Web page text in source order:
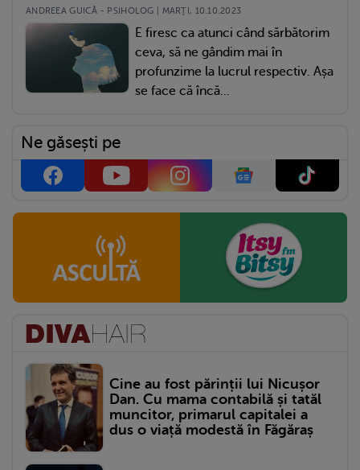
ANDREEA GUICĂ - PSIHOLOG | MARŢI, 10.10.2023
E firesc ca atunci când sărbătorim
ceva, să ne gândim mai în
profunzime la lucrul respectiv. Așa
se face că încă...
Ne găsești pe
Cine au fost părinții lui Nicușor
Dan. Cu mama contabilă și tatăl
muncitor, primarul capitalei a
dus o viață modestă în Făgăraș